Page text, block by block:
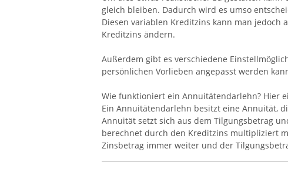
gleich bleiben. Dadurch wird es umso
Diesen variablen Kreditzins kann man jedoch
Kreditzins ändern.
Außerdem gibt es verschiedene
persönlichen Vorlieben angepasst werden
Wie funktioniert ein Annuitätendarlehn? Hier
Ein Annuitätendarlehn besitzt eine Annuität,
Annuität setzt sich aus dem Tilgungsbetrag
berechnet durch den Kreditzins multipliziert
Zinsbetrag immer weiter und der